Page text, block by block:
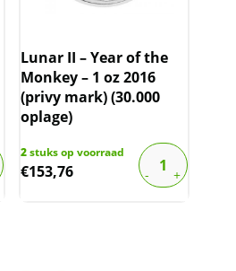
Lunar II – Year of the
Monkey – 1 oz 2016
(privy mark) (30.000
oplage)
2stuks op voorraad
€153,76